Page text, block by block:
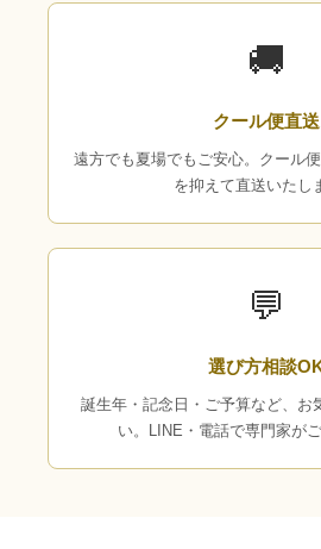
🚚
クール便直送
遠方でも夏場でもご安心。クール
を抑えて直送いたし
💬
選び方相談
誕生年・記念日・ご予算など、お
い。LINE・電話で専門家が